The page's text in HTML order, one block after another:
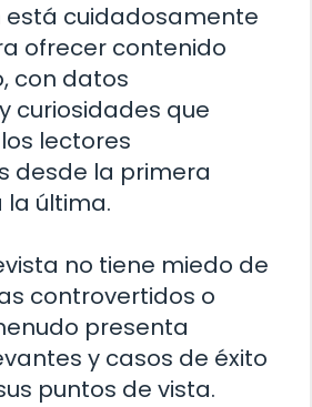
está cuidadosamente
ofrecer contenido
con datos
curiosidades que
lectores
desde la primera
última.
no tiene miedo de
controvertidos o
presenta
y casos de éxito
puntos de vista.